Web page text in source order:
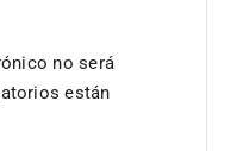
no será
están